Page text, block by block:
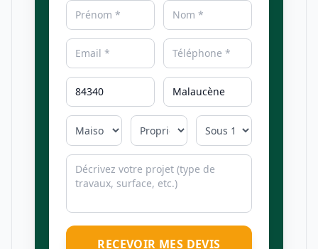
RECEVOIR MES DEVIS